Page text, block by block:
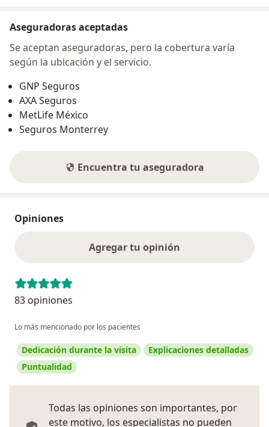
Aseguradoras aceptadas
Se aceptan aseguradoras, pero la cobertura varía
según la ubicación y el servicio.
GNP Seguros
AXA Seguros
MetLife México
Seguros Monterrey
Encuentra tu aseguradora
Opiniones
Agregar tu opinión
83 opiniones
Lo más mencionado por los pacientes
Dedicación durante la visita
Explicaciones detalladas
Puntualidad
Todas las opiniones son importantes, por
este motivo, los especialistas no pueden